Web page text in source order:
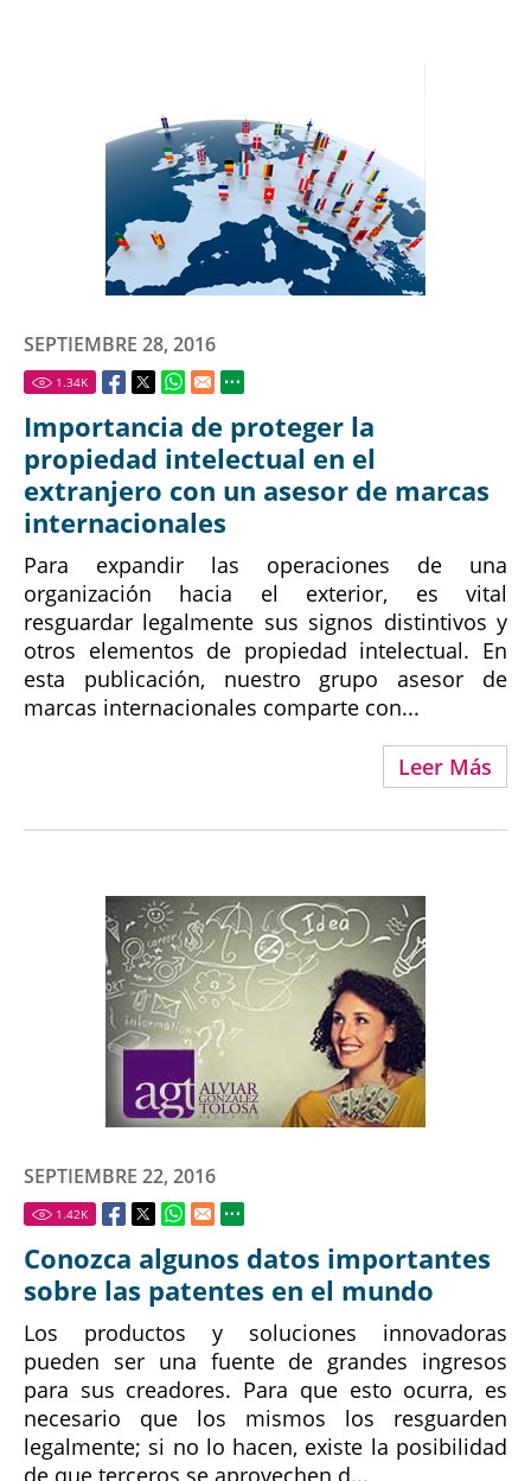
SEPTIEMBRE 28, 2016
1.34K
Importancia de proteger la
propiedad intelectual en el
extranjero con un asesor de marcas
internacionales
Para expandir las operaciones de una
organización hacia el exterior, es vital
resguardar legalmente sus signos distintivos y
otros elementos de propiedad intelectual. En
esta publicación, nuestro grupo asesor de
marcas internacionales comparte con...
Leer Más
SEPTIEMBRE 22, 2016
1.42K
Conozca algunos datos importantes
sobre las patentes en el mundo
Los productos y soluciones innovadoras
pueden ser una fuente de grandes ingresos
para sus creadores. Para que esto ocurra, es
necesario que los mismos los resguarden
legalmente; si no lo hacen, existe la posibilidad
de que terceros se aprovechen d...